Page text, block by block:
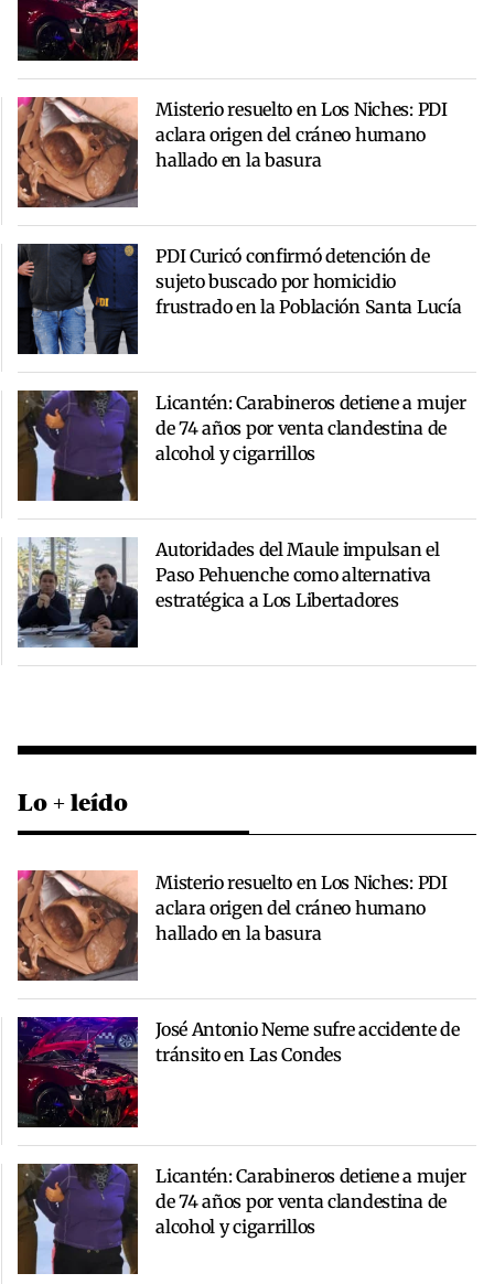
Misterio resuelto en Los Niches: PDI
aclara origen del cráneo humano
hallado en la basura
PDI Curicó confirmó detención de
sujeto buscado por homicidio
frustrado en la Población Santa Lucía
Licantén: Carabineros detiene a mujer
de 74 años por venta clandestina de
alcohol y cigarrillos
Autoridades del Maule impulsan el
Paso Pehuenche como alternativa
estratégica a Los Libertadores
Lo + leído
Misterio resuelto en Los Niches: PDI
aclara origen del cráneo humano
hallado en la basura
José Antonio Neme sufre accidente de
tránsito en Las Condes
Licantén: Carabineros detiene a mujer
de 74 años por venta clandestina de
alcohol y cigarrillos